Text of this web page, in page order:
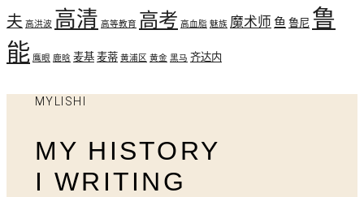
夫 高洪波 高清 高等教育 高考 高血脂 魅族 魔术师 鱼 鲁尼 鲁
能 鹰眼 鹿晗 麦基麦蒂 黄浦区 黄金 黑马 齐达内
MYLISHI
MY HISTORY
I WRITING